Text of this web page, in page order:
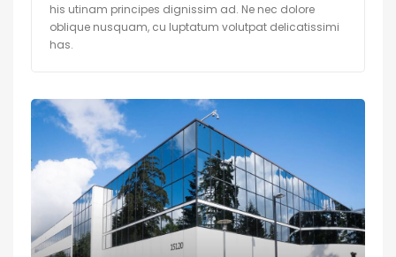
his utinam principes dignissim ad. Ne nec dolore
oblique nusquam, cu luptatum volutpat delicatissimi
has.